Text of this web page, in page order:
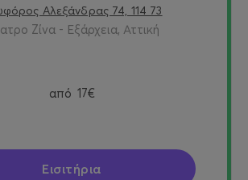
Αλεξάνδρας 74, 114 73
Ζίνα - Εξάρχεια, Αττική
από 17€
Εισιτήρια